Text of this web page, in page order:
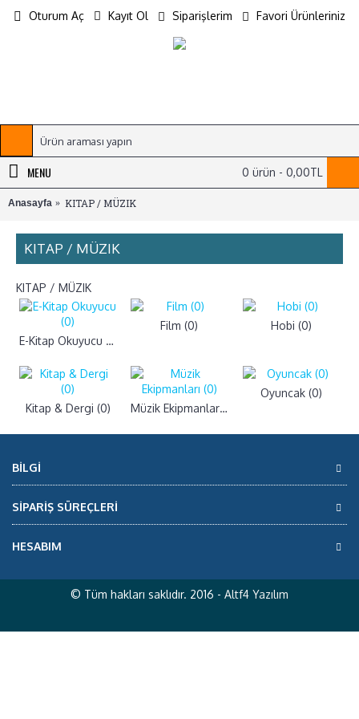
Oturum Aç Kayıt Ol Siparişlerim Favori Ürünleriniz
0 ürün - 0,00TL
MENU
Anasayfa KITAP / MÜZIK
KITAP / MÜZIK
KITAP / MÜZIK
E-Kitap Okuyucu (0)
Film (0) Hobi (0)
Kitap & Dergi (0) Müzik Ekipmanları (0)
Oyuncak (0)
BILGI
SİPARİŞ SÜREÇLERİ
HESABIM
© Tüm hakları saklıdır. 2016 - Altf4 Yazılım